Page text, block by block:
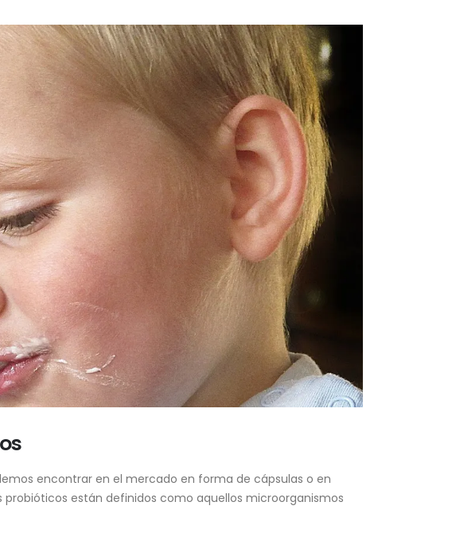
encontrar en el mercado en forma de cápsulas o en
están definidos como aquellos microorganismos